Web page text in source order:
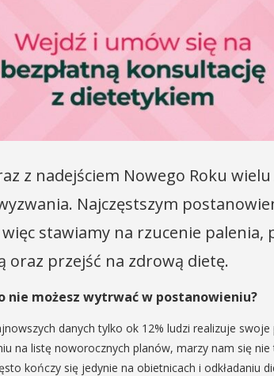
z nadejściem Nowego Roku
Najczęstszym
więc stawiamy na rzucenie
oraz przejść na zdrową dietę.
nie możesz wytrwać w postanowieniu?
danych tylko ok 12% ludzi realizuje
na listę noworocznych planów, marzy nam się
kończy się jedynie na obietnicach i odkładaniu